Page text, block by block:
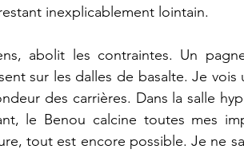
inexplicablement lointain.
abolit les contraintes. Un
sur les dalles de basalte. Je
des carrières. Dans la salle
le Benou calcine toutes mes
tout est encore possible. Je ne